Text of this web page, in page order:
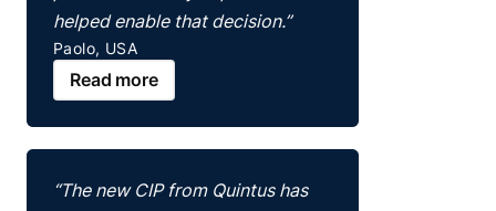
helped enable that decision.”
Paolo, USA
Read more
“The new CIP from Quintus has